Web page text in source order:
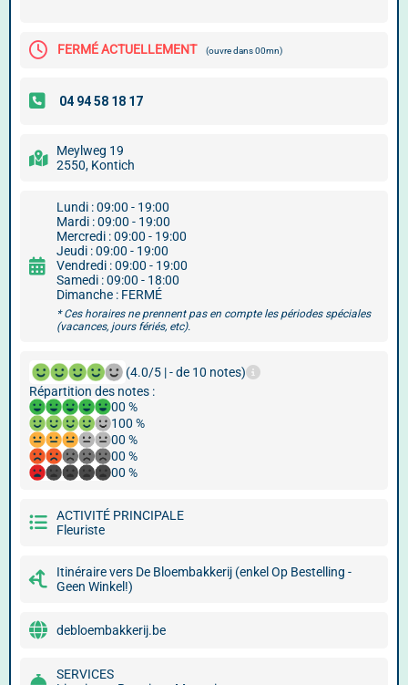
FERMÉ ACTUELLEMENT (ouvre dans 00mn)
Meylweg 19
2550, Kontich
Lundi : 09:00 - 19:00
Mardi : 09:00 - 19:00
Mercredi : 09:00 - 19:00
Jeudi : 09:00 - 19:00
Vendredi : 09:00 - 19:00
Samedi : 09:00 - 18:00
Dimanche : FERMÉ
* Ces horaires ne prennent pas en compte les périodes spéciales
(vacances, jours fériés, etc).
(4.0/5 | - de 10 notes)
Répartition des notes :
00 %
100 %
00 %
00 %
00 %
ACTIVITÉ PRINCIPALE
Fleuriste
Itinéraire vers De Bloembakkerij (enkel Op Bestelling -
Geen Winkel!)
debloembakkerij.be
SERVICES